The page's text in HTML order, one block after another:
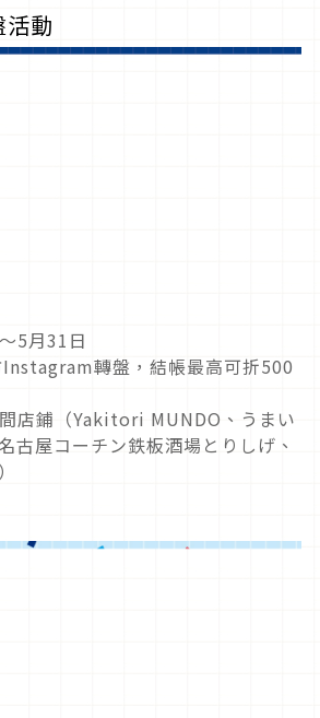
動
5月31日
轉盤，結帳最高可折500
店鋪（Yakitori MUNDO、うまい
古屋コーチン鉄板酒場とりしげ、